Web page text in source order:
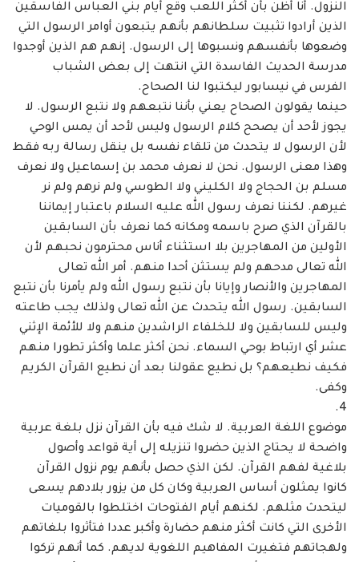
النزول. أنا ‏أظن بأن أكثر اللعب وقع أيام بني العباس الفاسقين
الذين أرادوا تثبيت سلطانهم بأنهم يتبعون أوامر ‏الرسول التي
وضعوها بأنفسهم ونسبوها إلى الرسول. إنهم هم الذين أوجدوا
مدرسة الحديث ‏الفاسدة التي انتهت إلى بعض الشباب
الفرس في نيسابور ليكتبوا لنا الصحاح. ‏
حينما يقولون الصحاح يعني بأننا نتبعهم ولا نتبع الرسول. لا
يجوز لأحد أن يصحح كلام ‏الرسول وليس لأحد أن يمس الوحي
لأن الرسول لا يتحدث من تلقاء نفسه بل ينقل رسالة ربه فقط
‏وهذا معنى الرسول. نحن لا نعرف محمد بن إسماعيل ولا نعرف
مسلم بن الحجاج ولا الكليني ولا ‏الطوسي ولم نرهم ولم نر
غيرهم. لكننا نعرف رسول الله عليه السلام باعتبار إيماننا
بالقرآن الذي ‏صرح باسمه ومكانه كما نعرف بأن السابقين
الأولين من المهاجرين بلا استثناء أناس محترمون نحبهم ‏لأن
الله تعالى مدحهم ولم يستثن أحدا منهم. أمر الله تعالى
المهاجرين والأنصار وإيانا بأن نتبع رسول ‏الله ولم يأمرنا بأن نتبع
السابقين. رسول الله يتحدث عن الله تعالى ولذلك يجب طاعته
وليس ‏للسابقين ولا للخلفاء الراشدين منهم ولا للأئمة الإثني
عشر أي ارتباط بوحي السماء. نحن أكثر علما ‏وأكثر تطورا منهم
فكيف نطيعهم؟ بل نطيع عقولنا بعد أن نطيع القرآن الكريم
وكفى. ‏
موضوع اللغة العربية. لا شك فيه بأن القرآن نزل بلغة عربية
واضحة لا يحتاج الذين حضروا ‏تنزيله إلى أية قواعد وأصول
بلاغية لفهم القرآن. لكن الذي حصل بأنهم يوم نزول القرآن
كانوا يمثلون ‏أساس العربية وكان كل من يزور بلادهم يسعى
ليتحدث مثلهم. لكنهم أيام الفتوحات اختلطوا ‏بالقوميات
الأخرى التي كانت أكثر منهم حضارة وأكبر عددا فتأثروا بلغاتهم
ولهجاتهم فتغيرت ‏المفاهيم اللغوية لديهم. كما أنهم تركوا